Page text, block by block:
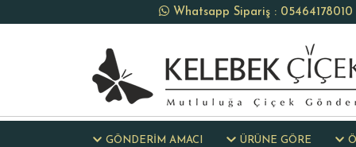
Whatsapp Sipariş : 05464178010
GÖNDERİM AMACI ÜRÜNE GÖRE